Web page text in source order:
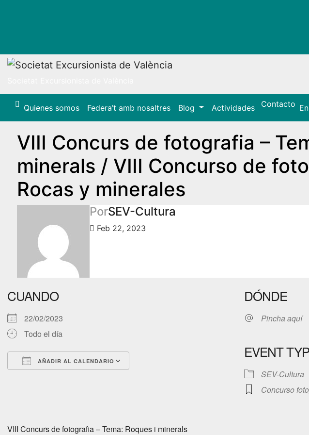
Quienes somos Federa’t amb nosaltres Blog Actividades Contacto
VIII Concurs de fotografia –
minerals / VIII Concurso de
Rocas y minerales
PorSEV-Cultura
Feb 22, 2023
CUANDO
22/02/2023
Todo el día
AÑADIR AL CALENDARIO
iCalendar
DÓNDE
Pincha aquí
EVENT
SEV-Cultura
Concurso
VIII Concurs de fotografia – Tema: Roques i minerals